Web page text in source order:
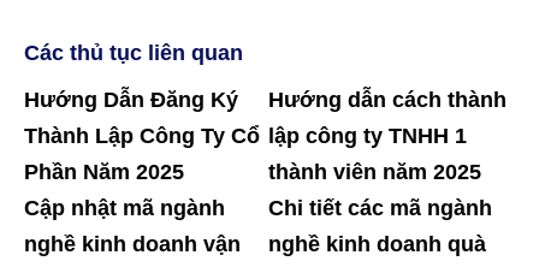
Các thủ tục liên quan
Hướng Dẫn Đăng Ký
Thành Lập Công Ty Cổ
Phần Năm 2025
Hướng dẫn cách thành
lập công ty TNHH 1
thành viên năm 2025
Cập nhật mã ngành
nghề kinh doanh vận
Chi tiết các mã ngành
nghề kinh doanh quà